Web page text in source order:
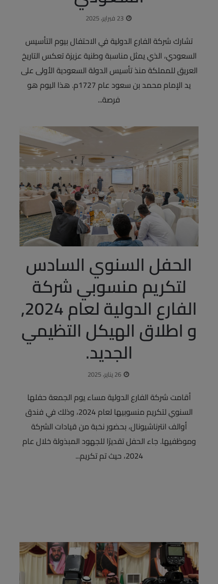
23 فبراير، 2025
تشارك شركة الفارع الدولية في الاحتفال بيوم التأسيس
السعودي، الذي يمثل مناسبة وطنية عزيزة تعكس التاريخ
العريق للمملكة منذ تأسيس الدولة السعودية الأولى على
يد الإمام محمد بن سعود عام 1727م. هذا اليوم هو
فرصة...
الحفل السنوي السادس
لتكريم منسوبي شركة
الفارع الدولية لعام 2024,
و اطلاق الهيكل التظيمي
الجديد.
26 يناير، 2025
أقامت شركة الفارع الدولية مساء يوم الجمعة حفلها
السنوي لتكريم منسوبيها لعام 2024، وذلك في فندق
أوالف انترناشيونال، بحضور نخبة من قيادات الشركة
وموظفيها. جاء الحفل تقديرًا للجهود المبذولة خلال عام
2024، حيث تم تكريم...